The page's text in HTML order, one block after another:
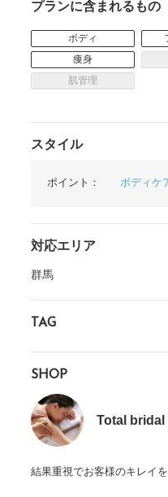
プランに含まれるもの
ボディ
痩身
肌管理
スタイル
ポイント： ボディケ
対応エリア
群馬
TAG
SHOP
Total
結果重視でお客様のキレイ